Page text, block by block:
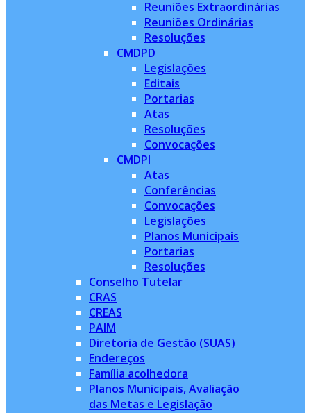
Reuniões Extraordinárias
Reuniões Ordinárias
Resoluções
CMDPD
Legislações
Editais
Portarias
Atas
Resoluções
Convocações
CMDPI
Atas
Conferências
Convocações
Legislações
Planos Municipais
Portarias
Resoluções
Conselho Tutelar
CRAS
CREAS
PAIM
Diretoria de Gestão (SUAS)
Endereços
Família acolhedora
Planos Municipais, Avaliação
das Metas e Legislação